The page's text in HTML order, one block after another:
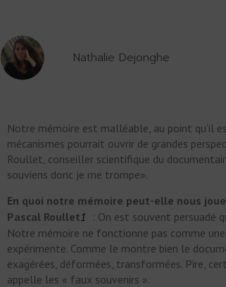
Nathalie Dejonghe
Notre mémoire est malléable, au point qu’il
mécanismes pourrait ouvrir de grandes
Roullet, conseiller scientifique du
souviens donc je me trompe».
En quoi notre mémoire peut-elle nous
Pascal Roullet1 : On est souvent persuadé
Notre mémoire ne fonctionne pas comme
expérimente. Comme le montre bien le
exagérées, déformées, transformées. Pire,
appelle les « faux souvenirs ».